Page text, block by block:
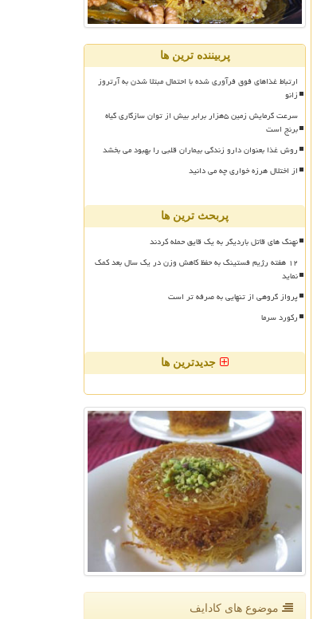
پربیننده ترین ها
ارتباط غذاهای فوق فرآوری شده با احتمال مبتلا شدن به آرتروز
زانو
سرعت گرمایش زمین ۵هزار برابر بیش از توان سازگاری گیاه
برنج است
روش غذا بعنوان دارو زندگی بیماران قلبی را بهبود می بخشد
از اختلال هرزه خواری چه می دانید
پربحث ترین ها
نهنگ های قاتل باردیگر به یک قایق حمله کردند
۱۲ هفته رژیم فستینگ به حفظ کاهش وزن در یک سال بعد کمک
نماید
پرواز گروهی از تنهایی به صرفه تر است
رکورد سرما
جدیدترین ها
موضوع های كادایف